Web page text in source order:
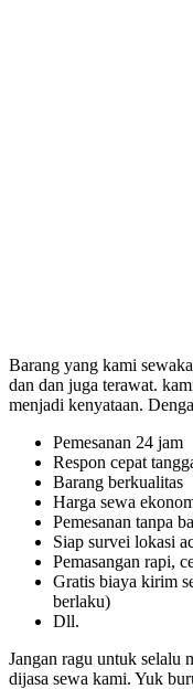
Barang yang kami
dan dan juga terawat.
menjadi kenyataan.
Pemesanan 24 jam
Respon cepat
Barang berkualitas
Harga sewa
Pemesanan tanpa
Siap survei lokasi
Pemasangan rapi,
Gratis biaya kirim
berlaku)
Dll.
Jangan ragu untuk selalu
dijasa sewa kami. Yuk